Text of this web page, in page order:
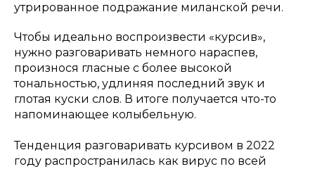
утрированное подражание миланской речи.
Чтобы идеально воспроизвести «курсив»,
нужно разговаривать немного нараспев,
произнося гласные с более высокой
тональностью, удлиняя последний звук и
глотая куски слов. В итоге получается что-то
напоминающее колыбельную.
Тенденция разговаривать курсивом в 2022
году распространилась как вирус по всей